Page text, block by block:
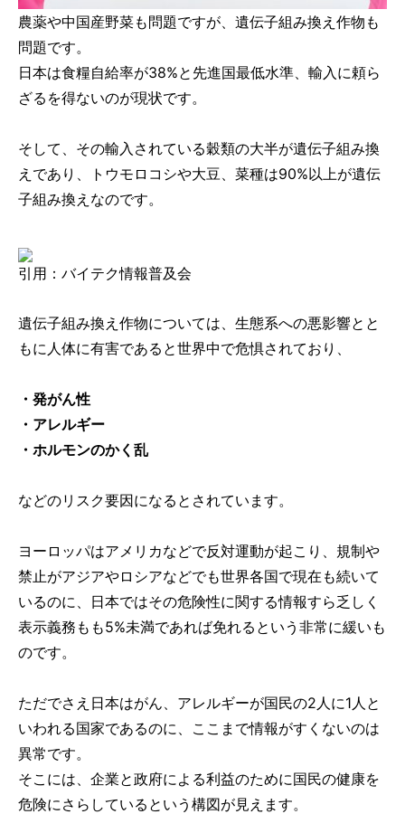
農薬や中国産野菜も問題ですが、遺伝子組み換え作物も
問題です。
日本は食糧自給率が38%と先進国最低水準、輸入に頼ら
ざるを得ないのが現状です。
そして、その輸入されている穀類の大半が遺伝子組み換
えであり、トウモロコシや大豆、菜種は90%以上が遺伝
子組み換えなのです。
引用：バイテク情報普及会
遺伝子組み換え作物については、生態系への悪影響とと
もに人体に有害であると世界中で危惧されており、
・発がん性
・アレルギー
・ホルモンのかく乱
などのリスク要因になるとされています。
ヨーロッパはアメリカなどで反対運動が起こり、規制や
禁止がアジアやロシアなどでも世界各国で現在も続いて
いるのに、日本ではその危険性に関する情報すら乏しく
表示義務もも5%未満であれば免れるという非常に緩いも
のです。
ただでさえ日本はがん、アレルギーが国民の2人に1人と
いわれる国家であるのに、ここまで情報がすくないのは
異常です。
そこには、企業と政府による利益のために国民の健康を
危険にさらしているという構図が見えます。